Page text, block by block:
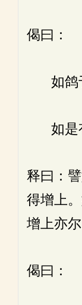
偈曰：
如鸽
如是
释曰：
得增上
增上亦尔
偈曰：